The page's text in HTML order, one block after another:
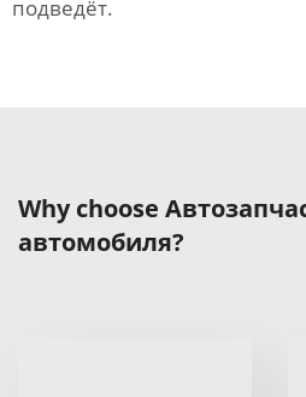
подведёт.
Why choose
автомобиля?